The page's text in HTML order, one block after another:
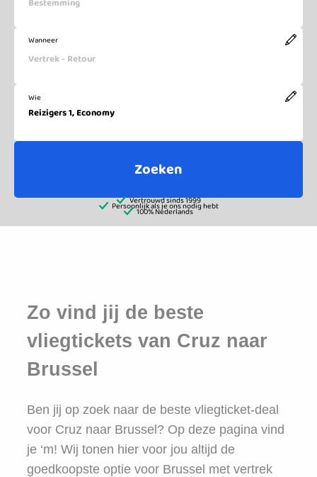
Zo vind jij de beste
vliegtickets van Cruz naar
Brussel
Ben jij op zoek naar de beste vliegticket-deal
voor Cruz naar Brussel? Op deze pagina vind
je ‘m! Wij tonen hier voor jou altijd de
goedkoopste optie voor Brussel met vertrek